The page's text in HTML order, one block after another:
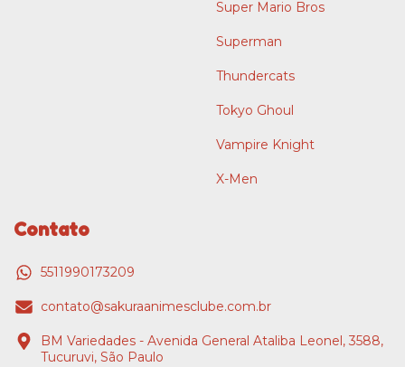
Super Mario Bros
Superman
Thundercats
Tokyo Ghoul
Vampire Knight
X-Men
Contato
5511990173209
contato@sakuraanimesclube.com.br
BM Variedades - Avenida General Ataliba Leonel, 3588,
Tucuruvi, São Paulo